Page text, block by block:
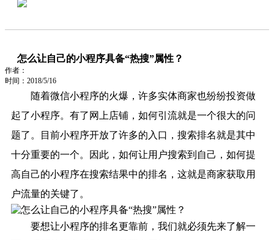
怎么让自己的小程序具备“热搜”属性？
作者：
时间：2018/5/16
随着微信小程序的火爆，许多实体商家也纷纷投资做
起了小程序。有了网上店铺，如何引流就是一个很大的问
题了。目前小程序开放了许多的入口，搜索排名就是其中
十分重要的一个。因此，如何让用户搜索到自己，如何提
高自己的小程序在搜索结果中的排名，这就是商家获取用
户流量的关键了。
要想让小程序的排名更靠前，我们就必须先来了解一